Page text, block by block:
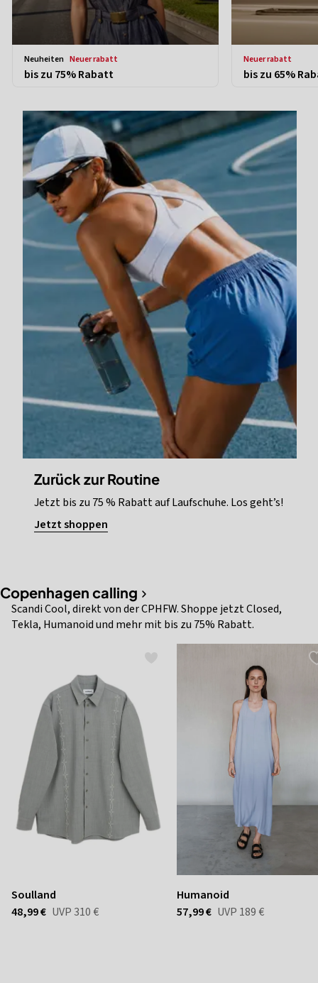
neuheiten neuer rabatt
bis zu 75% Rabatt
neuer rabatt
bis zu 65%
Copenhagen calling
Scandi Cool, direkt von der CPHFW. Shoppe jetzt Closed,
Tekla, Humanoid und mehr mit bis zu 75% Rabatt.
Soulland
48,99 € UVP 310 €
Humanoid
57,99 € UVP 189 €
Zurück zur Routine
Jetzt bis zu 75 % Rabatt auf Laufschuhe. Los geht’s!
Jetzt shoppen